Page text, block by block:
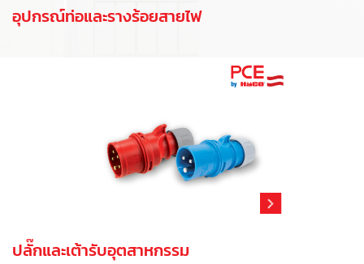
อุปกรณ์ท่อและรางร้อยสายไฟ
ปลั๊กและเต้ารับอุตสาหกรรม